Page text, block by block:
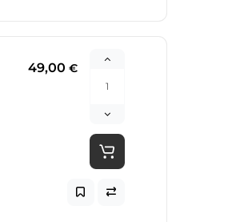
49,00 €